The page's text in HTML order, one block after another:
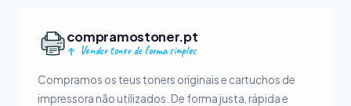
compramostoner.pt
Vender toner de forma simples
Compramos os teus toners originais e cartuchos de
impressora não utilizados. De forma justa, rápida e